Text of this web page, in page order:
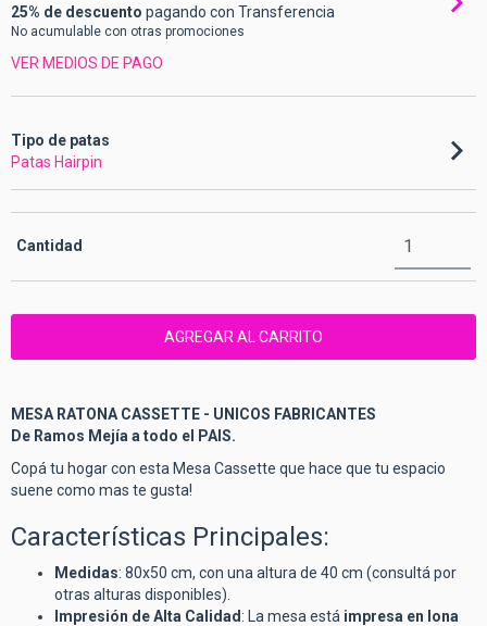
25% de descuento pagando con Transferencia
No acumulable con otras promociones
VER MEDIOS DE PAGO
Tipo de patas
Patas Hairpin
Cantidad
MESA RATONA CASSETTE - UNICOS FABRICANTES
De Ramos Mejía a todo el PAIS.
Copá tu hogar con esta Mesa Cassette que hace que tu espacio
suene como mas te gusta!
Características Principales:
Medidas: 80x50 cm, con una altura de 40 cm (consultá por
otras alturas disponibles).
Impresión de Alta Calidad: La mesa está impresa en lona